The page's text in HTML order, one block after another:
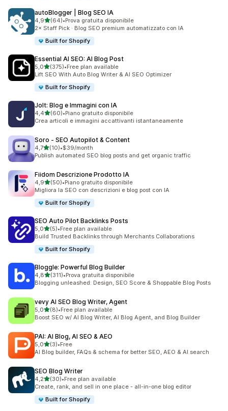
autoBlogger | Blog SEO IA
4,9stelle su 5
(64)
64 recensioni totali
•Prova gratuita disponibile
2× Staff Pick · Blog SEO premium automatizzato con IA
Built for Shopify
Essential AI SEO: AI Blog Post
5,0stelle su 5
(375)
375 recensioni totali
•Free plan available
Lift SEO With Auto Blog Writer & AI SEO Optimizer
Built for Shopify
Jolt: Blog e Immagini con IA
4,4stelle su 5
(60)
60 recensioni totali
•Piano gratuito disponibile
Crea articoli e immagini accattivanti istantaneamente
Soro ‑ SEO Autopilot & Content
4,7stelle su 5
(10)
10 recensioni totali
•$39/month
Publish automated SEO blog posts and get organic traffic
Fiidom Descrizione Prodotto IA
4,9stelle su 5
(50)
50 recensioni totali
•Piano gratuito disponibile
Migliora la SEO con descrizioni e blog post con IA
Built for Shopify
SEO Auto Pilot Backlinks Posts
5,0stelle su 5
(5)
5 recensioni totali
•Free plan available
Build Trusted Backlinks through Merchants Collaborations
Built for Shopify
Bloggle: Powerful Blog Builder
4,8stelle su 5
(311)
311 recensioni totali
•Prova gratuita disponibile
Blogging unleashed: Design, SEO Score & Shoppable Blog Posts
vevy AI SEO Blog Writer, Agent
5,0stelle su 5
(8)
8 recensioni totali
•Free plan available
Boost SEO w/ AI Blog Writer, AI Blog Agent, and Blog Builder
PAI: AI Blog, AI SEO & AEO
5,0stelle su 5
(3)
3 recensioni totali
•Free
AI Blog builder, FAQs & schema for better SEO, AEO & AI search
SEO Blog Writer
4,2stelle su 5
(30)
30 recensioni totali
•Free plan available
Create, rank, and sell in one place - all-in-one blog editor
Built for Shopify